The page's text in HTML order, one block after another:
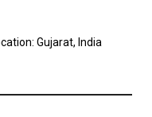
Gujarat, India